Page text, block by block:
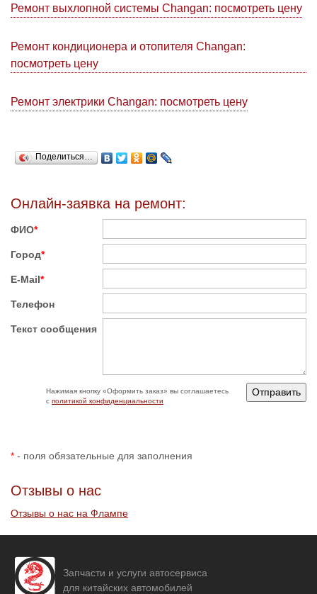
Ремонт выхлопной системы Changan: посмотреть цену
Ремонт кондиционера и отопителя Changan:
посмотреть цену
Ремонт электрики Changan: посмотреть цену
Поделиться…
Онлайн-заявка на ремонт:
ФИО*
Город*
E-Mail*
Телефон
Текст сообщения
Нажимая кнопку «‎Оформить заказ» вы соглашаетесь
с политикой конфиденциальности
* - поля обязательные для заполнения
Отзывы о нас
Отзывы о нас на Флампе
Запчасти и услуги автосервиса
для китайских автомобилей